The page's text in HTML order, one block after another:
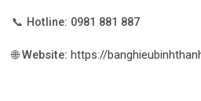
📞 Hotline: 0981 881 887
🌐Website: https://